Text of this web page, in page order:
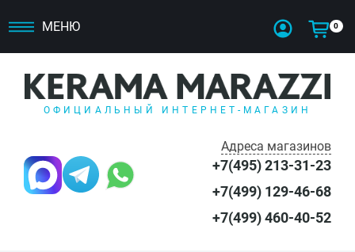
МЕНЮ 0
ОФИЦИАЛЬНЫЙ ИНТЕРНЕТ-МАГАЗИН
Адреса магазинов
+7(495) 213-31-23
+7(499) 129-46-68
+7(499) 460-40-52